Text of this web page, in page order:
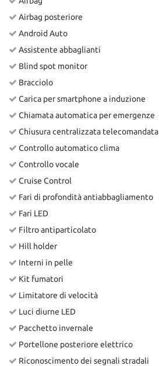
Airbag posteriore
Android Auto
Assistente abbaglianti
Blind spot monitor
Bracciolo
Carica per smartphone a induzione
Chiamata automatica per emergenze
Chiusura centralizzata telecomandata
Controllo automatico clima
Controllo vocale
Cruise Control
Fari di profondità antiabbagliamento
Fari LED
Filtro antiparticolato
Hill holder
Interni in pelle
Kit fumatori
Limitatore di velocità
Luci diurne LED
Pacchetto invernale
Portellone posteriore elettrico
Riconoscimento dei segnali stradali